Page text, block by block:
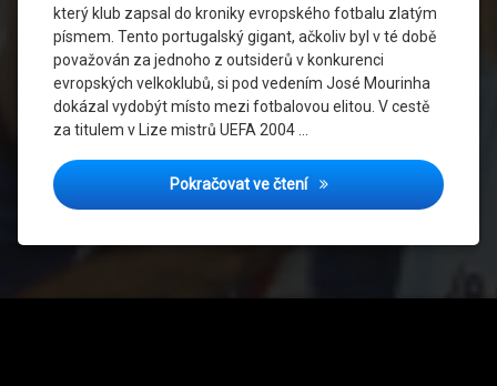
který klub zapsal do kroniky evropského fotbalu zlatým
písmem. Tento portugalský gigant, ačkoliv byl v té době
považován za jednoho z outsiderů v konkurenci
evropských velkoklubů, si pod vedením José Mourinha
dokázal vydobýt místo mezi fotbalovou elitou. V cestě
za titulem v Lize mistrů UEFA 2004 …
Pokračovat ve čteníFC Porto a jejich
Monako
Portugalská
liga
Portugalský
fotbal
Triumf
Porto
Týmový